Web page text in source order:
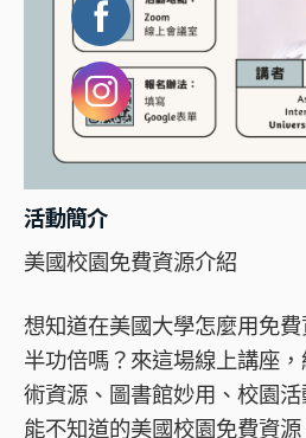
活動簡介
美國校園免費資源介紹
想知道在美國大學怎麼用免
半功倍嗎？來這場線上講座
術資源、圖書館妙用、校園
能不知道的美國校園免費資源